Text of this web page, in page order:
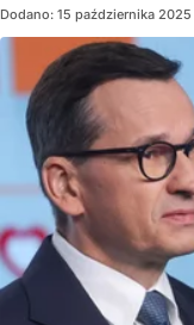
Dodano: 15 października 2025